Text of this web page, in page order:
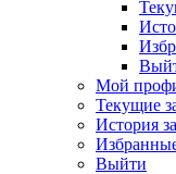
Мой
Текущие
История
Выйти